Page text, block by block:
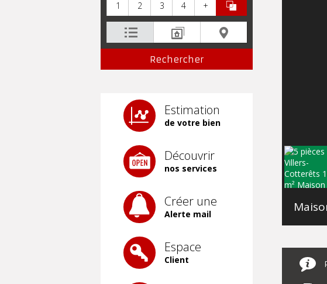
1 2 3 4 +
Estimation
de votre bien
Découvrir
nos services
Créer une
Alerte mail
Espace
Client